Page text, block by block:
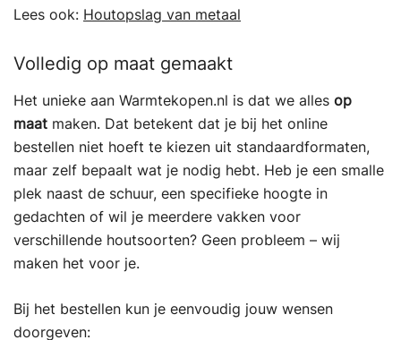
Lees ook: Houtopslag van metaal
Volledig op maat gemaakt
Het unieke aan Warmtekopen.nl is dat we alles op
maat maken. Dat betekent dat je bij het online
bestellen niet hoeft te kiezen uit standaardformaten,
maar zelf bepaalt wat je nodig hebt. Heb je een smalle
plek naast de schuur, een specifieke hoogte in
gedachten of wil je meerdere vakken voor
verschillende houtsoorten? Geen probleem – wij
maken het voor je.
Bij het bestellen kun je eenvoudig jouw wensen
doorgeven: